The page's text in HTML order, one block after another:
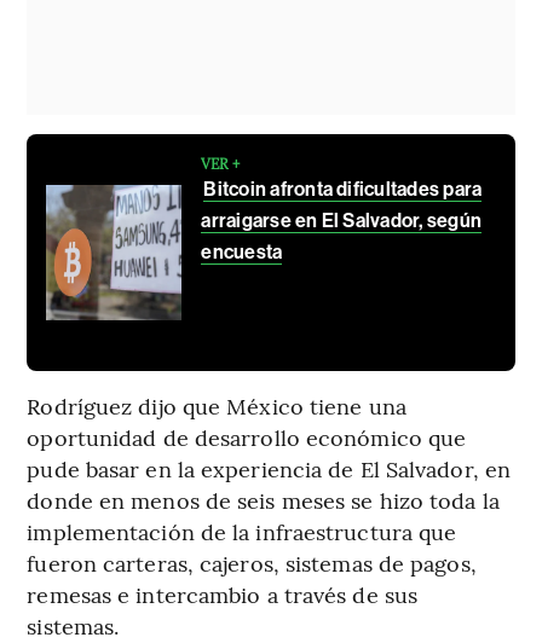
VER +
Bitcoin afronta dificultades para
arraigarse en El Salvador, según
encuesta
Rodríguez dijo que México tiene una
oportunidad de desarrollo económico que
pude basar en la experiencia de El Salvador, en
donde en menos de seis meses se hizo toda la
implementación de la infraestructura que
fueron carteras, cajeros, sistemas de pagos,
remesas e intercambio a través de sus
sistemas.